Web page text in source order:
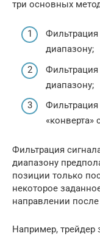
три основных
диапазону;
диапазону;
«конверта»
Фильтрация
диапазону
позиции только
некоторое
направлении после
Например, трейдер